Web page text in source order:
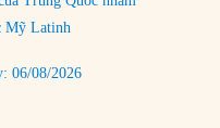
Mỹ Latinh
06/08/2026